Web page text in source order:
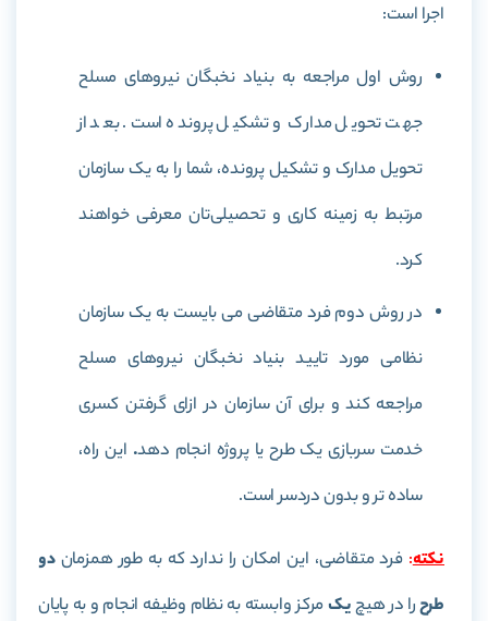
اجرا است:
روش اول مراجعه به بنیاد نخبگان نیروهای مسلح
جهت تحویل مدارک و تشکیل پرونده است. بعد از
تحویل مدارک و تشکیل پرونده، شما را به یک سازمان
مرتبط به زمینه کاری و تحصیلی‌تان معرفی خواهند
کرد.
در روش دوم فرد متقاضی می بایست به یک سازمان
نظامی مورد تایید بنیاد نخبگان نیروهای مسلح
مراجعه کند و برای آن سازمان در ازای گرفتن کسری
خدمت سربازی یک طرح یا پروژه انجام دهد. این راه،
ساده تر و بدون دردسر است.
نکته: فرد متقاضی، این امکان را ندارد که به طور همزماندو
طرحرا در هیچیکمرکز وابسته به نظام وظیفه انجام و به پایان